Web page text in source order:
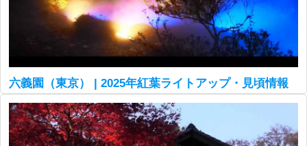
六義園（東京） | 2025年紅葉ライトアップ・見頃情報